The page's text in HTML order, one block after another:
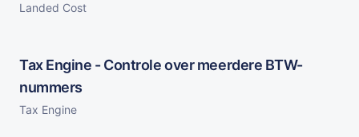
Landed Cost
Tax Engine - Controle over meerdere BTW-
nummers
Tax Engine